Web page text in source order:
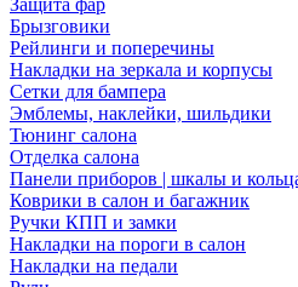
Защита фар
Брызговики
Рейлинги и поперечины
Накладки на зеркала и корпусы
Сетки для бампера
Эмблемы, наклейки, шильдики
Тюнинг салона
Отделка салона
Панели приборов | шкалы и
Коврики в салон и багажник
Ручки КПП и замки
Накладки на пороги в салон
Накладки на педали